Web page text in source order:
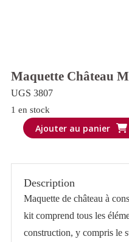
Maquette Château
UGS 3807
1 en stock
quantité
médiéval
Villalonso
Ajouter au panier
Description
Maquette de château à
kit comprend tous les
construction, y compris le